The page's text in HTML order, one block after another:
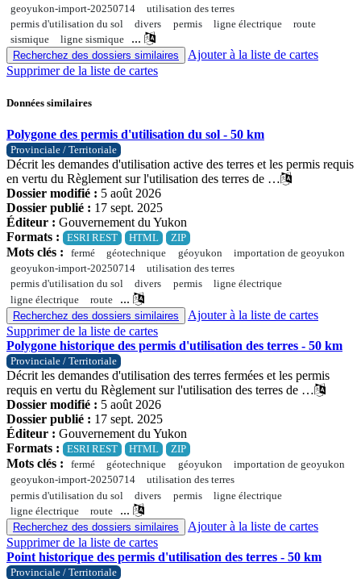
geoyukon-import-20250714
utilisation des terres
permis d'utilisation du sol
divers permis ligne électrique
route
sismique
ligne sismique ...
Recherchez des dossiers similaires
Ajouter à la liste de cartes
Supprimer de la liste de cartes
Données similaires
Polygone des permis d'utilisation du sol - 50 km
Provinciale / Territoriale
Décrit les demandes d'utilisation active des terres et les permis requis
en vertu du Règlement sur l'utilisation des terres de …
Dossier modifié : 5 août 2026
Dossier publié : 17 sept. 2025
Éditeur : Gouvernement du Yukon
Formats :
ESRI REST HTML ZIP
Mots clés : fermé géotechnique géoyukon
importation de geoyukon
geoyukon-import-20250714
utilisation des terres
permis d'utilisation du sol
divers permis
ligne électrique
ligne électrique
route ...
Recherchez des dossiers similaires
Ajouter à la liste de cartes
Supprimer de la liste de cartes
Polygone historique des permis d'utilisation des terres - 50 km
Provinciale / Territoriale
Décrit les demandes d'utilisation des terres fermées et les permis
requis en vertu du Règlement sur l'utilisation des terres de …
Dossier modifié : 5 août 2026
Dossier publié : 17 sept. 2025
Éditeur : Gouvernement du Yukon
Formats :
ESRI REST HTML ZIP
Mots clés : fermé géotechnique géoyukon
importation de geoyukon
geoyukon-import-20250714
utilisation des terres
permis d'utilisation du sol
divers permis
ligne électrique
ligne électrique
route ...
Recherchez des dossiers similaires
Ajouter à la liste de cartes
Supprimer de la liste de cartes
Point historique des permis d'utilisation des terres - 50 km
Provinciale / Territoriale